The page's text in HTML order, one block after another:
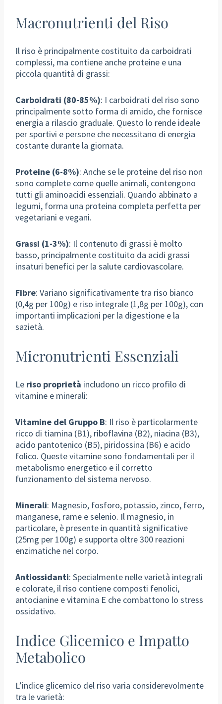
Macronutrienti del Riso
Il riso è principalmente costituito da carboidrati
complessi, ma contiene anche proteine e una
piccola quantità di grassi:
Carboidrati (80-85%): I carboidrati del riso sono
principalmente sotto forma di amido, che fornisce
energia a rilascio graduale. Questo lo rende ideale
per sportivi e persone che necessitano di energia
costante durante la giornata.
Proteine (6-8%): Anche se le proteine del riso non
sono complete come quelle animali, contengono
tutti gli aminoacidi essenziali. Quando abbinato a
legumi, forma una proteina completa perfetta per
vegetariani e vegani.
Grassi (1-3%): Il contenuto di grassi è molto
basso, principalmente costituito da acidi grassi
insaturi benefici per la salute cardiovascolare.
Fibre: Variano significativamente tra riso bianco
(0,4g per 100g) e riso integrale (1,8g per 100g), con
importanti implicazioni per la digestione e la
sazietà.
Micronutrienti Essenziali
Le riso proprietà includono un ricco profilo di
vitamine e minerali:
Vitamine del Gruppo B: Il riso è particolarmente
ricco di tiamina (B1), riboflavina (B2), niacina (B3),
acido pantotenico (B5), piridossina (B6) e acido
folico. Queste vitamine sono fondamentali per il
metabolismo energetico e il corretto
funzionamento del sistema nervoso.
Minerali: Magnesio, fosforo, potassio, zinco, ferro,
manganese, rame e selenio. Il magnesio, in
particolare, è presente in quantità significative
(25mg per 100g) e supporta oltre 300 reazioni
enzimatiche nel corpo.
Antiossidanti: Specialmente nelle varietà integrali
e colorate, il riso contiene composti fenolici,
antocianine e vitamina E che combattono lo stress
ossidativo.
Indice Glicemico e Impatto
Metabolico
L’indice glicemico del riso varia considerevolmente
tra le varietà: